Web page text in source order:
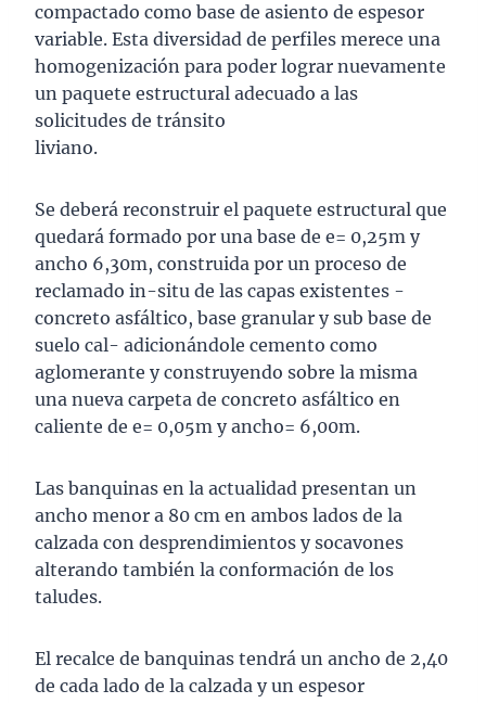
compactado como base de asiento de espesor
variable. Esta diversidad de perfiles merece una
homogenización para poder lograr nuevamente
un paquete estructural adecuado a las
solicitudes de tránsito
liviano.
Se deberá reconstruir el paquete estructural que
quedará formado por una base de e= 0,25m y
ancho 6,30m, construida por un proceso de
reclamado in-situ de las capas existentes -
concreto asfáltico, base granular y sub base de
suelo cal- adicionándole cemento como
aglomerante y construyendo sobre la misma
una nueva carpeta de concreto asfáltico en
caliente de e= 0,05m y ancho= 6,00m.
Las banquinas en la actualidad presentan un
ancho menor a 80 cm en ambos lados de la
calzada con desprendimientos y socavones
alterando también la conformación de los
taludes.
El recalce de banquinas tendrá un ancho de 2,40
de cada lado de la calzada y un espesor